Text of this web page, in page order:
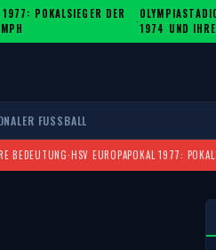
POKALSIEGER DER
·
1974 UND
FUSSBALL
BEDEUTUNG ·HSV EUROPAPOKAL 1977: